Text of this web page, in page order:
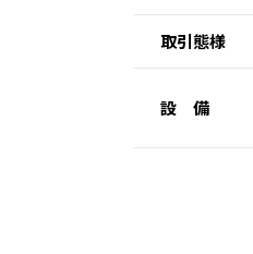
取引態様
設 備